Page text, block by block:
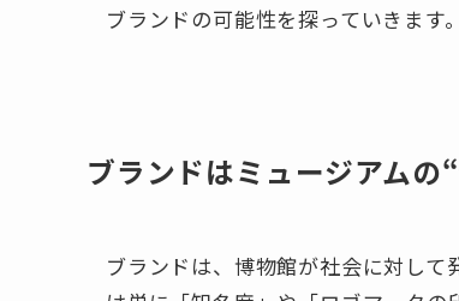
ブランドの可能性を探っていきます。
ブランドはミュージアムの
ブランドは、博物館が社会に対し